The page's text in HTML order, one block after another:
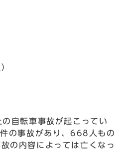
自転車事故が起こってい
の事故があり、668人もの
の内容によっては亡くなっ